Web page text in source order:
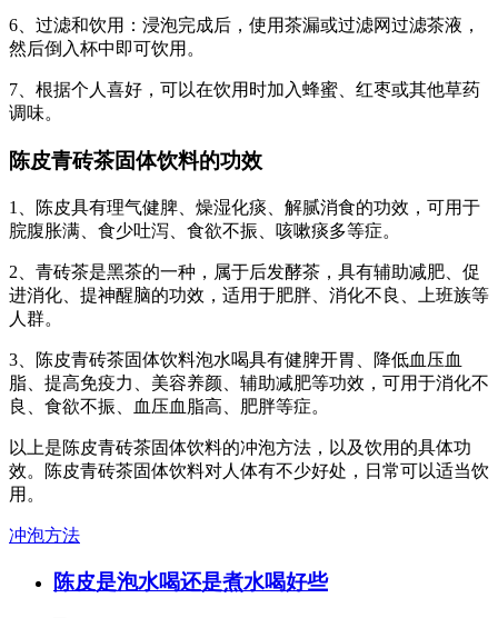
6、过滤和饮用：浸泡完成后，使用茶漏或过滤网过滤茶液，
然后倒入杯中即可饮用。
7、根据个人喜好，可以在饮用时加入蜂蜜、红枣或其他草药
调味。
陈皮青砖茶固体饮料的功效
1、陈皮具有理气健脾、燥湿化痰、解腻消食的功效，可用于
脘腹胀满、食少吐泻、食欲不振、咳嗽痰多等症。
2、青砖茶是黑茶的一种，属于后发酵茶，具有辅助减肥、促
进消化、提神醒脑的功效，适用于肥胖、消化不良、上班族等
人群。
3、陈皮青砖茶固体饮料泡水喝具有健脾开胃、降低血压血
脂、提高免疫力、美容养颜、辅助减肥等功效，可用于消化不
良、食欲不振、血压血脂高、肥胖等症。
以上是陈皮青砖茶固体饮料的冲泡方法，以及饮用的具体功
效。陈皮青砖茶固体饮料对人体有不少好处，日常可以适当饮
用。
冲泡方法
陈皮是泡水喝还是煮水喝好些